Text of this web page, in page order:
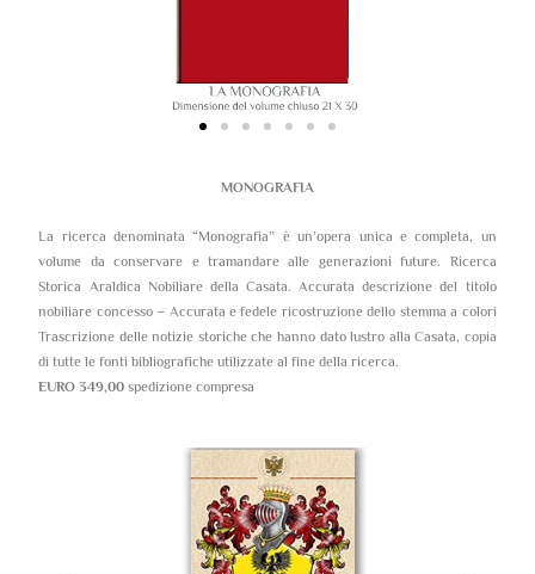
MONOGRAFIA
La ricerca denominata “Monografia” è un’opera unica e completa, un
volume da conservare e tramandare alle generazioni future. Ricerca
Storica Araldica Nobiliare della Casata. Accurata descrizione del titolo
nobiliare concesso – Accurata e fedele ricostruzione dello stemma a colori
Trascrizione delle notizie storiche che hanno dato lustro alla Casata, copia
di tutte le fonti bibliografiche utilizzate al fine della ricerca.
EURO 349,00 spedizione compresa